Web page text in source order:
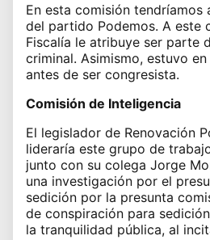
En esta comisión tendríamos
del partido Podemos. A este
Fiscalía le atribuye ser parte
criminal. Asimismo, estuvo
antes de ser congresista.
Comisión de Inteligencia
El legislador de Renovación
lideraría este grupo de
junto con su colega Jorge
una investigación por el
sedición por la presunta
de conspiración para
la tranquilidad pública, al